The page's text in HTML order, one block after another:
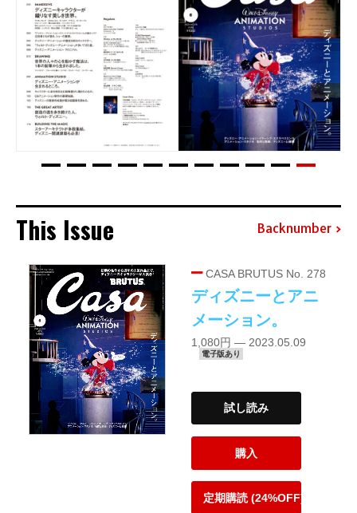
This Issue Backnumber
CASA BRUTUS No. 278
ディズニーとアニ
メーション。
1,080円 — 2023.05.09
電子版あり
試し読み
購入
定期購読 (24%OFF)